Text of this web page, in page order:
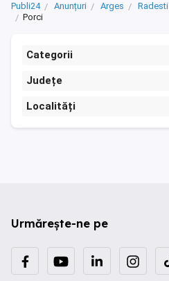
Publi24 Anunțuri Arges Radesti
Porci
Categorii
Județe
Localități
Urmărește-ne pe